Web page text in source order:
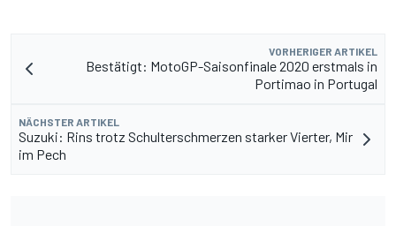
VORHERIGER ARTIKEL
Bestätigt: MotoGP-Saisonfinale 2020 erstmals in
Portimao in Portugal
NÄCHSTER ARTIKEL
Suzuki: Rins trotz Schulterschmerzen starker Vierter, Mir
im Pech